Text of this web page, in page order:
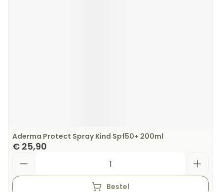
Aderma Protect Spray Kind Spf50+ 200ml
€ 25,90
Bestel